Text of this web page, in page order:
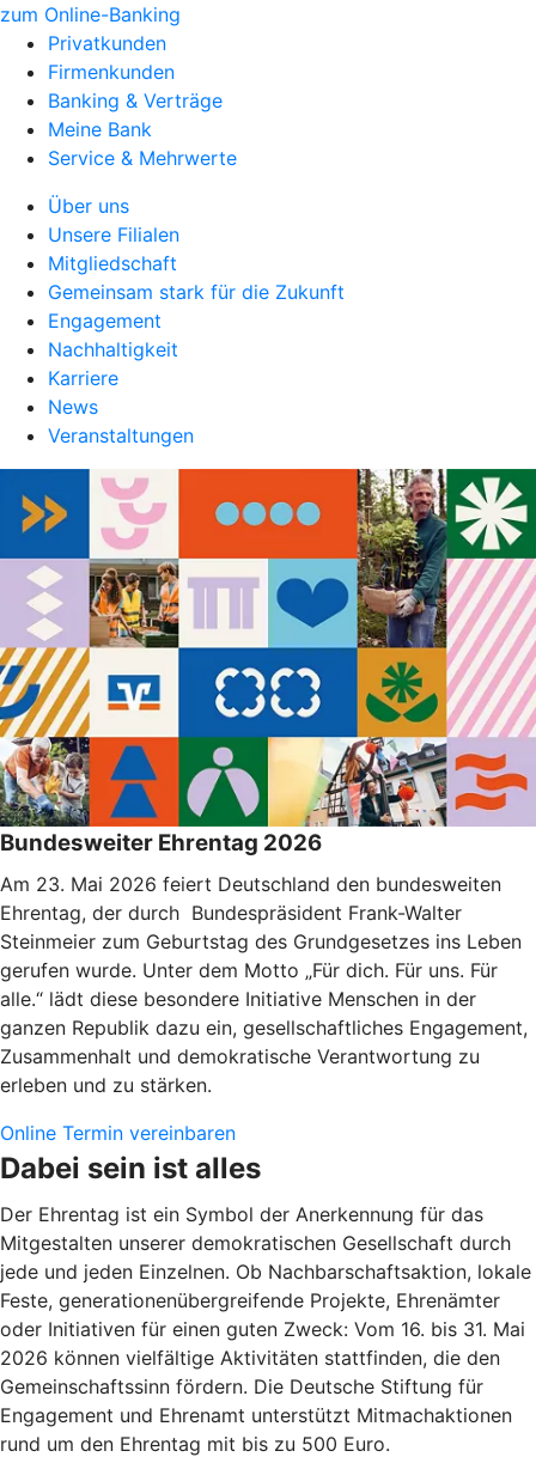
zum Online-Banking
Privatkunden
Firmenkunden
Banking & Verträge
Meine Bank
Service & Mehrwerte
Über uns
Unsere Filialen
Mitgliedschaft
Gemeinsam stark für die Zukunft
Engagement
Nachhaltigkeit
Karriere
News
Veranstaltungen
Bundesweiter Ehrentag 2026
Am 23. Mai 2026 feiert Deutschland den bundesweiten
Ehrentag, der durch Bundespräsident Frank-Walter
Steinmeier zum Geburtstag des Grundgesetzes ins Leben
gerufen wurde. Unter dem Motto „Für dich. Für uns. Für
alle.“ lädt diese besondere Initiative Menschen in der
ganzen Republik dazu ein, gesellschaftliches Engagement,
Zusammenhalt und demokratische Verantwortung zu
erleben und zu stärken.
Online Termin vereinbaren
Dabei sein ist alles
Der Ehrentag ist ein Symbol der Anerkennung für das
Mitgestalten unserer demokratischen Gesellschaft durch
jede und jeden Einzelnen. Ob Nachbarschaftsaktion, lokale
Feste, generationenübergreifende Projekte, Ehrenämter
oder Initiativen für einen guten Zweck: Vom 16. bis 31. Mai
2026 können vielfältige Aktivitäten stattfinden, die den
Gemeinschaftssinn fördern. Die Deutsche Stiftung für
Engagement und Ehrenamt unterstützt Mitmachaktionen
rund um den Ehrentag mit bis zu 500 Euro.